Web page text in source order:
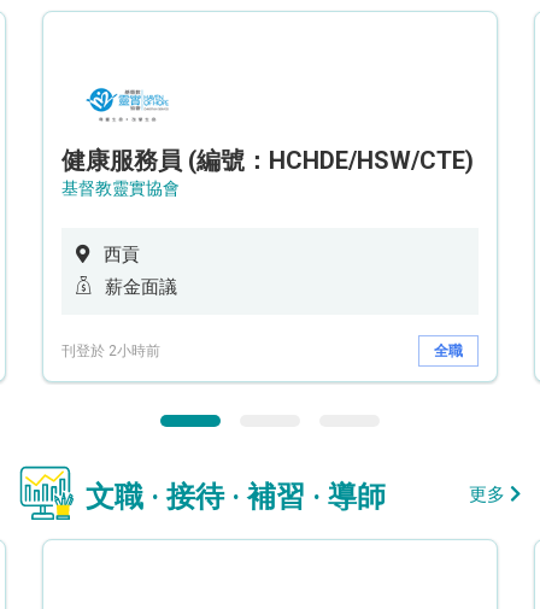
健康服務員 (編號：HCHDE/HSW/CTE)
基督教靈實協會
西貢
薪金面議
刊登於 2小時前 全職
文職 · 接待 · 補習 · 導師 更多